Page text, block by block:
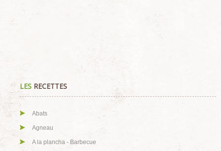
LES RECETTES
Abats
Agneau
A la plancha - Barbecue